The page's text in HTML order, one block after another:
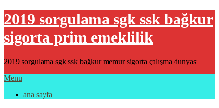
2019 sorgulama sgk ssk bağkur
sigorta prim emeklilik
2019 sorgulama sgk ssk bağkur memur sigorta çalışma dunyasi
Menu
ana sayfa